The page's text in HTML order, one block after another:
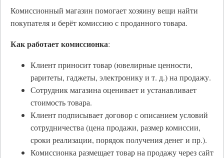
Комиссионный магазин помогает хозяину вещи найти
покупателя и берёт комиссию с проданного товара.
Как работает комиссионка:
Клиент приносит товар (ювелирные ценности,
раритеты, гаджеты, электронику и т. д.) на продажу.
Сотрудник магазина оценивает и устанавливает
стоимость товара.
Клиент подписывает договор с описанием условий
сотрудничества (цена продажи, размер комиссии,
сроки реализации, порядок получения денег и пр.).
Комиссионка размещает товар на продажу через сайт